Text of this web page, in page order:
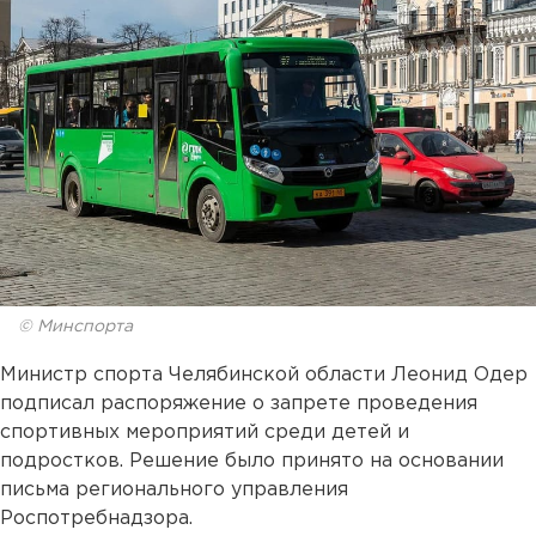
© Минспорта
Министр спорта Челябинской области Леонид Одер
подписал распоряжение о запрете проведения
спортивных мероприятий среди детей и
подростков. Решение было принято на основании
письма регионального управления
Роспотребнадзора.